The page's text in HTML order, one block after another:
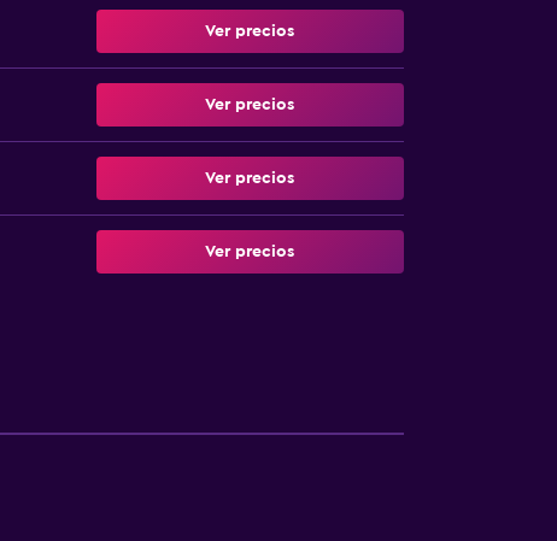
Ver precios
Ver precios
Ver precios
Ver precios